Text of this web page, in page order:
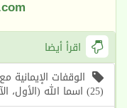
اقرأ أيضا
الوقفات الإيمانية
(25) اسما الله (الأول، الآخر) (موعظة الأسبوع)